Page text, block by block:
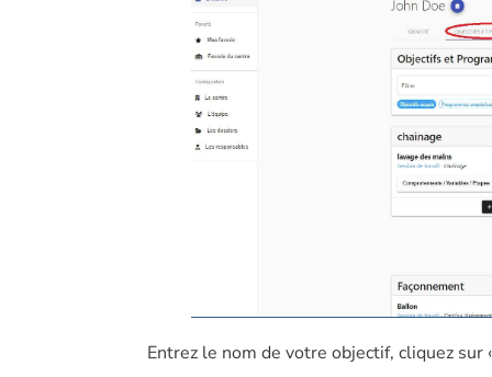
Entrez le nom de votre objectif, cliquez sur